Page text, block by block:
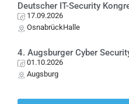
Deutscher IT-Security
17.09.2026
OsnabrückHalle
4. Augsburger Cyber
01.10.2026
Augsburg